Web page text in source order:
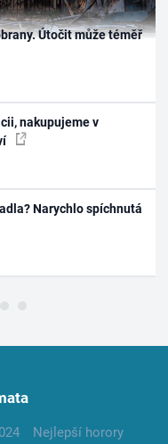
Útočit může téměř
nakupujeme v
Narychlo spíchnutá
Nejlepší horory